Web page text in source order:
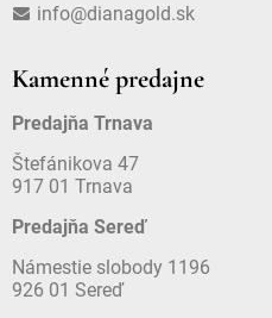
info@dianagold.sk
Kamenné predajne
Predajňa Trnava
Štefánikova 47
917 01 Trnava
Predajňa Sereď
Námestie slobody 1196
926 01 Sereď